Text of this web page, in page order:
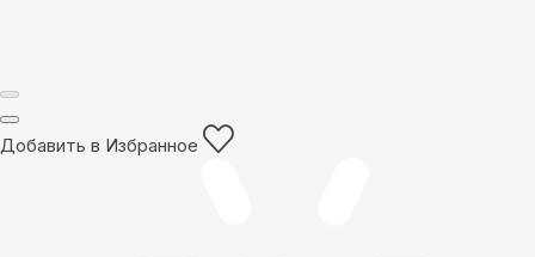
Добавить в Избранное